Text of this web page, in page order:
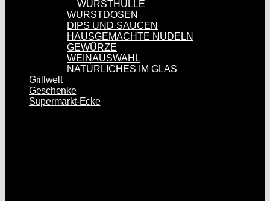
WURSTHÜLLE
WURSTDOSEN
DIPS UND SAUCEN
HAUSGEMACHTE NUDELN
GEWÜRZE
WEINAUSWAHL
NATÜRLICHES IM GLAS
Grillwelt
Geschenke
Supermarkt-Ecke